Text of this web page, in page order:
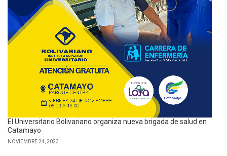
El Universitario Bolivariano organiza nueva brigada de salud en
Catamayo
NOVIEMBRE 24, 2023